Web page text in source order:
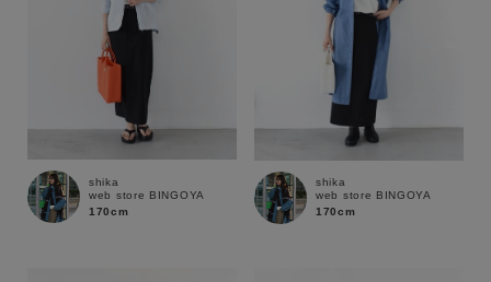
shika
web store BINGOYA
170cm
shika
web store BINGOYA
170cm